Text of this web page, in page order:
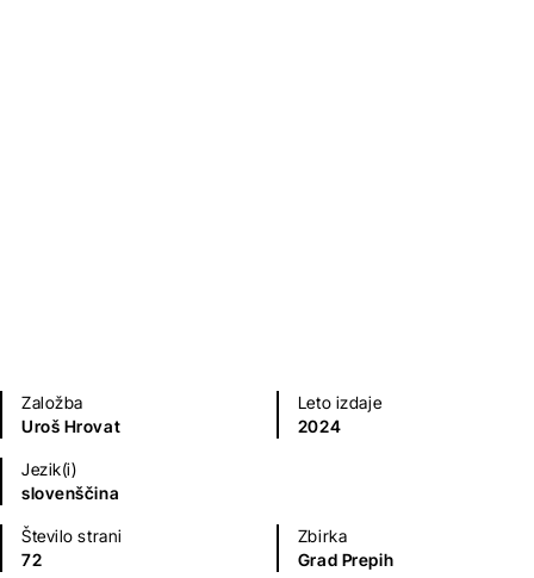
Založba
Uroš Hrovat
Leto izdaje
2024
Jezik(i)
slovenščina
Število strani
72
Zbirka
Grad Prepih